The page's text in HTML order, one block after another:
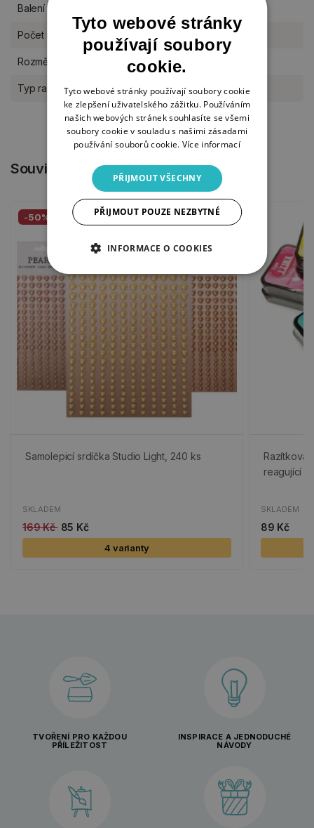
Balení
Počet razítek
Rozměr 16,5 x 8,3 x 3 cm
Typ razítka gumové na dřevě
Související produkty
-50%
Samolepicí srdíčka Studio Light, 240 ks
SKLADEM
169 Kč 85 Kč
4 varianty
reagující s
SKLADEM
89 Kč
TVOŘENÍ PRO KAŽDOU
PŘÍLEŽITOST
INSPIRACE A JEDNODUCHÉ
NÁVODY
Tyto webové stránky
používají soubory
cookie.
Tyto webové stránky používají soubory cookie
ke zlepšení uživatelského zážitku. Používáním
našich webových stránek souhlasíte se všemi
soubory cookie v souladu s našimi zásadami
používání souborů cookie. Více informací
PŘIJMOUT VŠECHNY
PŘIJMOUT POUZE NEZBYTNÉ
INFORMACE O COOKIES